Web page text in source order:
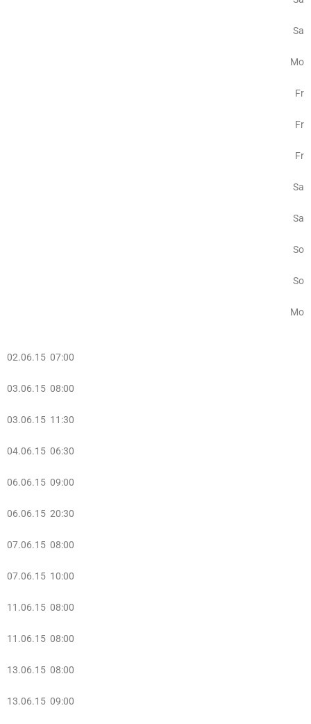
Sa
Mo
Fr
Fr
Fr
Sa
Sa
So
So
Mo
02.06.15 07:00
03.06.15 08:00
03.06.15 11:30
04.06.15 06:30
06.06.15 09:00
06.06.15 20:30
07.06.15 08:00
07.06.15 10:00
11.06.15 08:00
11.06.15 08:00
13.06.15 08:00
13.06.15 09:00